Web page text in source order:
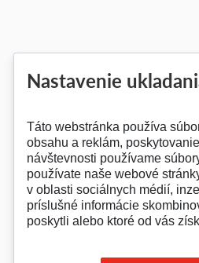
Nastavenie
Táto webstránka používa
obsahu a reklám,
návštevnosti používame
používate naše webové
v oblasti sociálnych médií,
príslušné informácie
poskytli alebo ktoré od vás